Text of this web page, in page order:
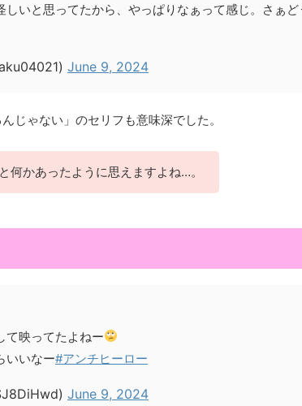
しいと思ってたから、やっぱりなぁって感じ。さぁど
June 9, 2024
じゃない」のセリフも意味深でした。
何かあったように思えますよね…。
て映ってたよねー
いいなー#アンチヒーロー
June 9, 2024